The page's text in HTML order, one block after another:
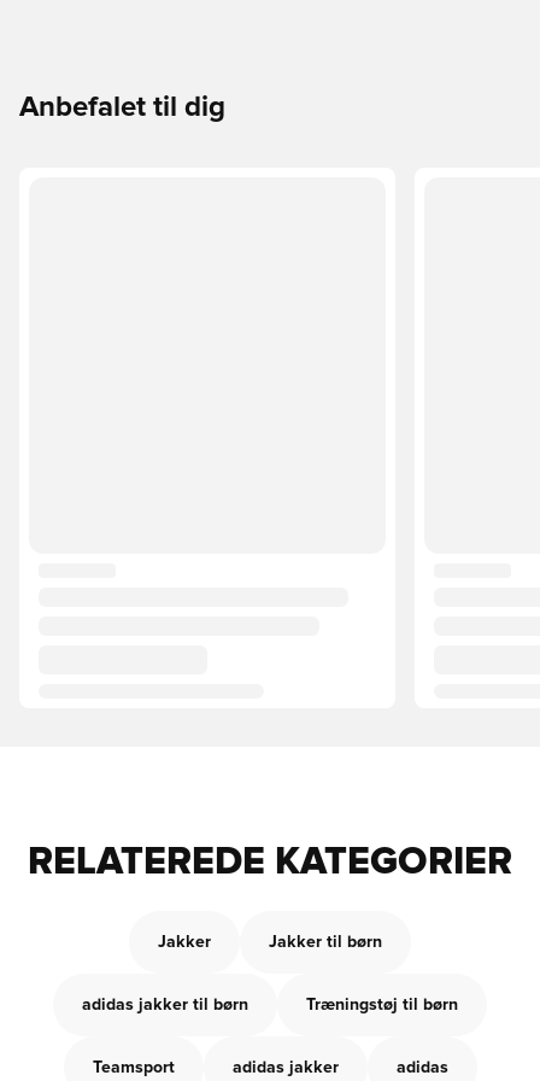
Anbefalet til dig
RELATEREDE KATEGORIER
Jakker Jakker til børn
adidas jakker til børn Træningstøj til børn
Teamsport adidas jakker adidas